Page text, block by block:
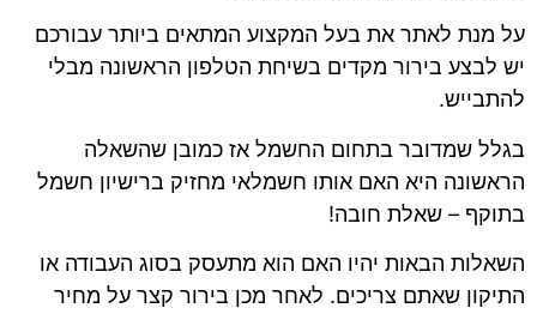
על מנת לאתר את בעל המקצוע המתאים ביותר עבורכם
יש לבצע בירור מקדים בשיחת הטלפון הראשונה מבלי
להתבייש.
בגלל שמדובר בתחום החשמל אז כמובן שהשאלה
הראשונה היא האם אותו חשמלאי מחזיק ברישיון חשמל
בתוקף – שאלת חובה!
השאלות הבאות יהיו האם הוא מתעסק בסוג העבודה או
התיקון שאתם צריכים. לאחר מכן בירור קצר על מחיר